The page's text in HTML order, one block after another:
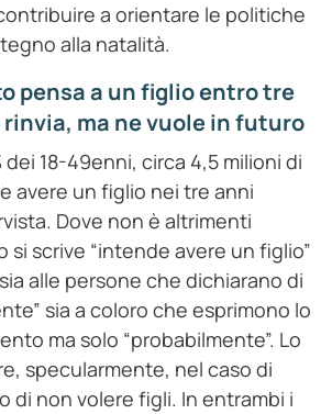
a orientare le politiche
alla natalità.
pensa a un figlio entro tre
ma ne vuole infuturo
dei 18-49enni, circa 4,5 milioni di
avere un figlio nei tre anni
Dove non è altrimenti
si scrive “intende avere un figlio”
alle persone che dichiarano di
sia a coloro che esprimono lo
ma solo “probabilmente”. Lo
specularmente, nel caso di
di non volere figli. In entrambi i